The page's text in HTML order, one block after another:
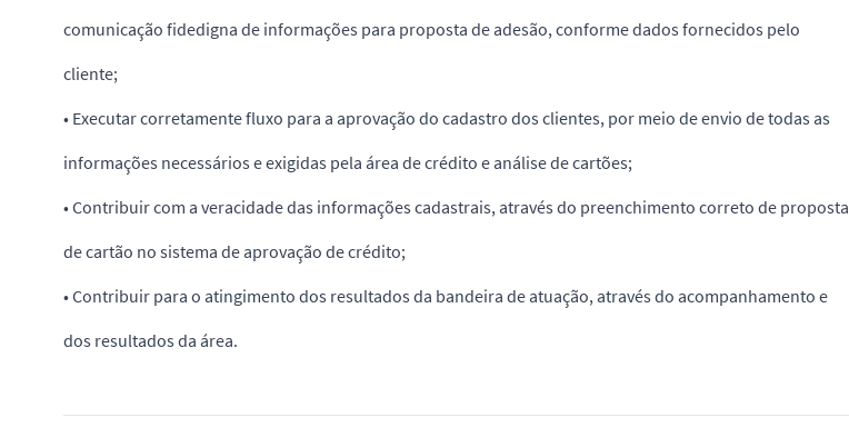
comunicação fidedigna de informações para proposta de adesão, conforme dados fornecidos pelo
cliente;
• Executar corretamente fluxo para a aprovação do cadastro dos clientes, por meio de envio de todas as
informações necessários e exigidas pela área de crédito e análise de cartões;
• Contribuir com a veracidade das informações cadastrais, através do preenchimento correto de proposta
de cartão no sistema de aprovação de crédito;
• Contribuir para o atingimento dos resultados da bandeira de atuação, através do acompanhamento e
dos resultados da área.